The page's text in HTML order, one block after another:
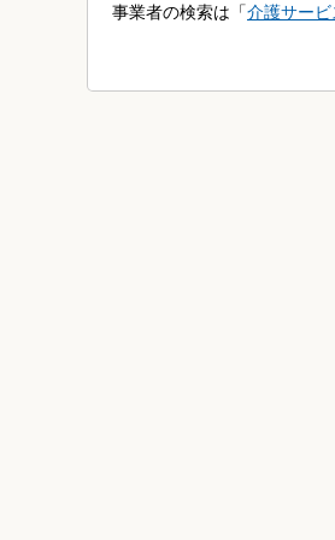
事業者の検索は「介護サー